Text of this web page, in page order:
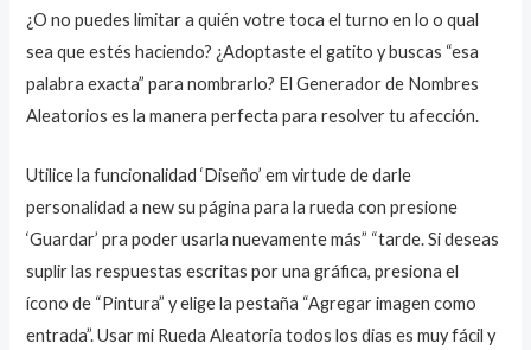
¿O no puedes limitar a quién votre toca el turno en lo o qual
sea que estés haciendo? ¿Adoptaste el gatito y buscas “esa
palabra exacta” para nombrarlo? El Generador de Nombres
Aleatorios es la manera perfecta para resolver tu afección.
Utilice la funcionalidad ‘Diseño’ em virtude de darle
personalidad a new su página para la rueda con presione
‘Guardar’ pra poder usarla nuevamente más” “tarde. Si deseas
suplir las respuestas escritas por una gráfica, presiona el
ícono de “Pintura” y elige la pestaña “Agregar imagen como
entrada”. Usar mi Rueda Aleatoria todos los dias es muy fácil y